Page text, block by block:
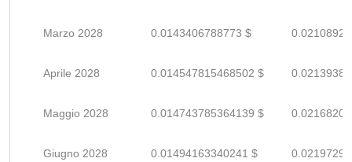
Marzo 2028 0.0143406788773 $
Aprile 2028 0.014547815468502 $
Maggio 2028 0.014743785364139 $
Giugno 2028 0.01494163340241 $